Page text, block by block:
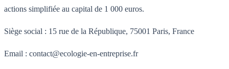
actions simplifiée au capital de 1 000 euros.
Siège social : 15 rue de la République, 75001 Paris, France
Email : contact@ecologie-en-entreprise.fr